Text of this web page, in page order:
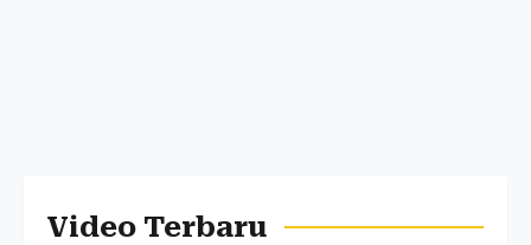
Video Terbaru